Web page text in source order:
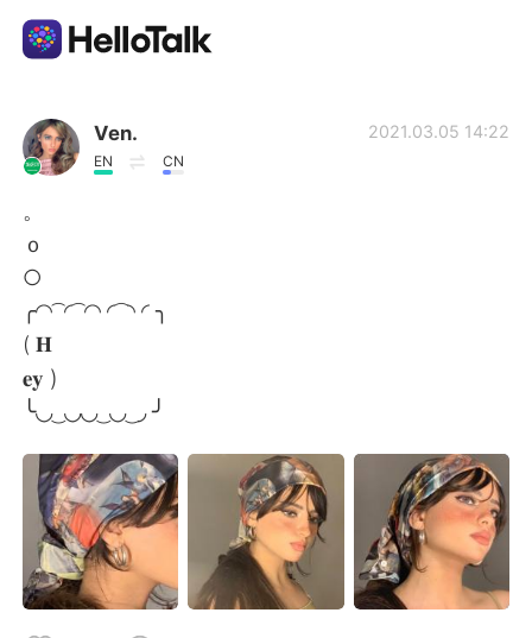
Appli d'échange linguistique
AI Grammar Checker
繁體中文
العربية Deutsch
日本語 한국어
Русский ไทย
Ven.
EN CN
2021.03.05 14:22
。
ｏ
○
╭◜◝ ͡ ◜ ͡ ◜◝ ◜ ͡ ◝ ◜ ╮
( 𝐇
𝐞𝐲 )
╰◟◞ ͜ ◟◞◟◞ ͜ ◟◞ ͜ ◞ ╯